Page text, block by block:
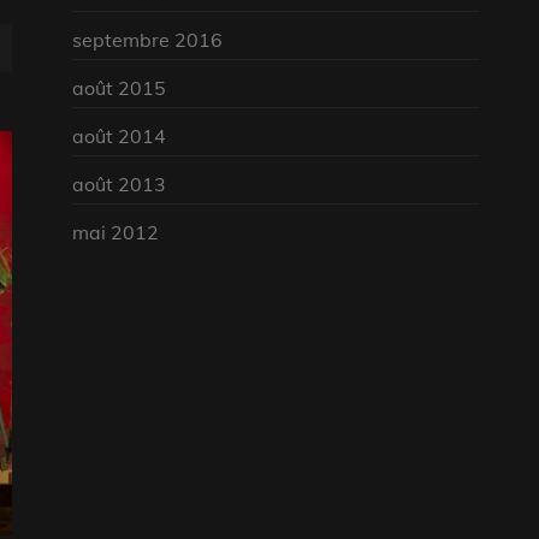
septembre 2016
août 2015
août 2014
août 2013
mai 2012